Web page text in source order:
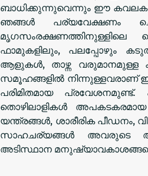
ബാധിക്കുന്നുവെന്നും ഈ
ഞങ്ങൾ പര്യവേക്ഷണം
മൃഗസംരക്ഷണത്തിനുള്ളിലെ
ഫാമുകളിലും, പലപ്പോഴും
ആളുകൾ, താഴ്ന്ന വരുമാനമുള്ള
സമൂഹങ്ങളിൽ നിന്നുള്ളവരാണ്
പരിമിതമായ പ്രവേശനമുണ്ട്.
തൊഴിലാളികൾ
യന്ത്രങ്ങൾ, ശാരീരിക
സാഹചര്യങ്ങൾ അവരുടെ
അടിസ്ഥാന